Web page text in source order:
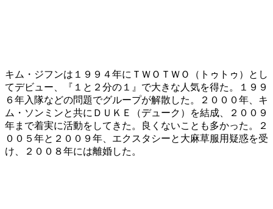
キム・ジフンは１９９４年にＴＷＯＴＷＯ（トゥトゥ）とし
てデビュー、『１と２分の１』で大きな人気を得た。１９９
６年入隊などの問題でグループが解散した。２０００年、キ
ム・ソンミンと共にＤＵＫＥ（デューク）を結成、２００９
年まで着実に活動をしてきた。良くないことも多かった。２
００５年と２００９年、エクスタシーと大麻草服用疑惑を受
け、２００８年には離婚した。